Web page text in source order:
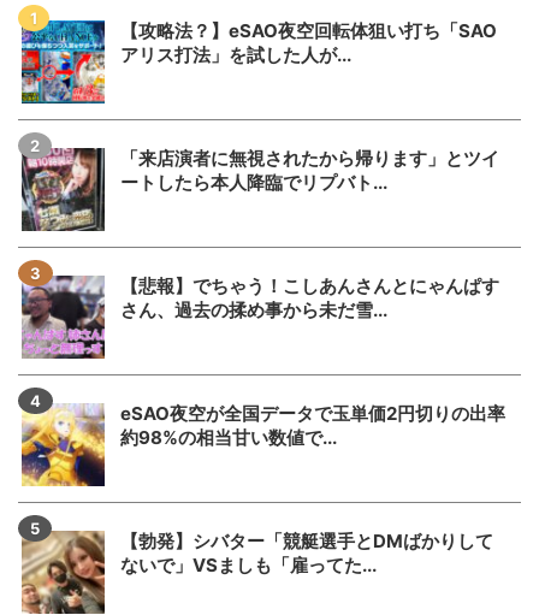
【攻略法？】eSAO夜空回転体狙い打ち「SAO
アリス打法」を試した人が...
「来店演者に無視されたから帰ります」とツイ
ートしたら本人降臨でリプバト...
【悲報】でちゃう！こしあんさんとにゃんぱす
さん、過去の揉め事から未だ雪...
eSAO夜空が全国データで玉単価2円切りの出率
約98%の相当甘い数値で...
【勃発】シバター「競艇選手とDMばかりして
ないで」VSましも「雇ってた...